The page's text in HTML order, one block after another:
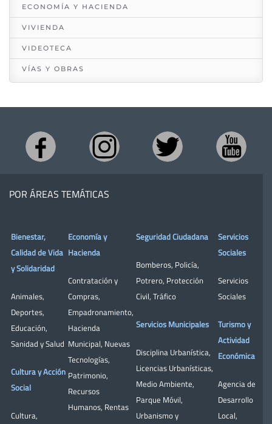
ECONOMÍA Y HACIENDA
VIVIENDA
VIDEOTECA
VÍAS Y OBRAS
POR ÁREAS TEMÁTICAS
Bienestar,
Calidad de Vida
y Solidaridad
Animales,
Deportes,
Educación,
Sanidad y Salud
Cultura y Acción
Social
Cultura,
Economía y
Hacienda
Contratación y
Compras,
Empadronamiento,
Hacienda
Municipal, Nuevas
Tecnologías,
Patrimonio,
Recursos
Humanos, Rentas
Seguridad Ciudadana
Bomberos, Policía,
Potrero, Protección
Civil, Tráfico
Servicios Municipales
Disciplina Urbanística,
Licencias Urbanísticas,
Medio Ambiente,
Parque Móvil,
Urbanismo y
Servicios
Sociales
Servicios
Sociales
Turismo y
Actividad
Económica
Agencia de
Desarrollo
Local,